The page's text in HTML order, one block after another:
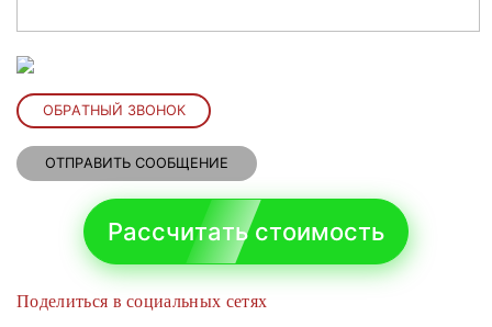
ОБРАТНЫЙ ЗВОНОК
ОТПРАВИТЬ СООБЩЕНИЕ
Рассчитать стоимость
Поделиться в социальных сетях